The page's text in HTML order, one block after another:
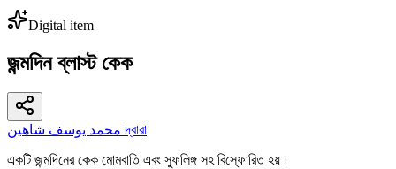
Digital item
জন্মদিন ব্লাস্ট কেক
محمد يوسف شاهين দ্বারা
একটি জন্মদিনের কেক মোমবাতি এবং স্ফুলিঙ্গ সহ বিস্ফোরিত হয়।